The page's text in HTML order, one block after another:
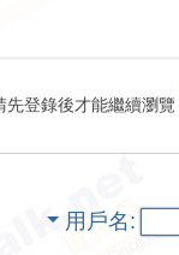
先登錄後才能繼續瀏覽
用戶名